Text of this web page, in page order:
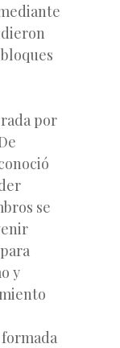
dieron
por
se
y
formada